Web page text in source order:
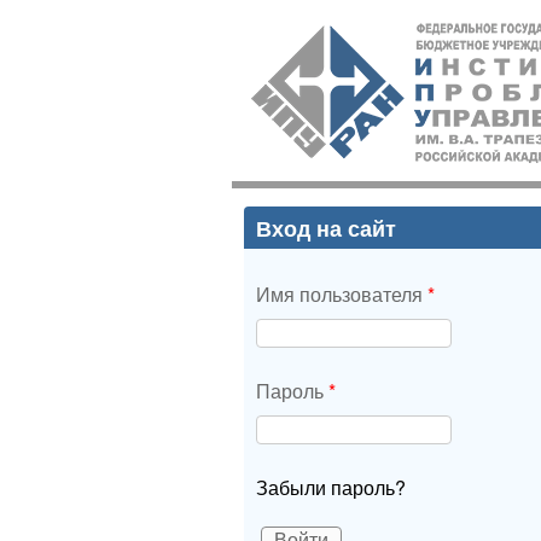
ИПУ
РАН
Вход на сайт
Имя пользователя *
Пароль*
Забыли пароль?